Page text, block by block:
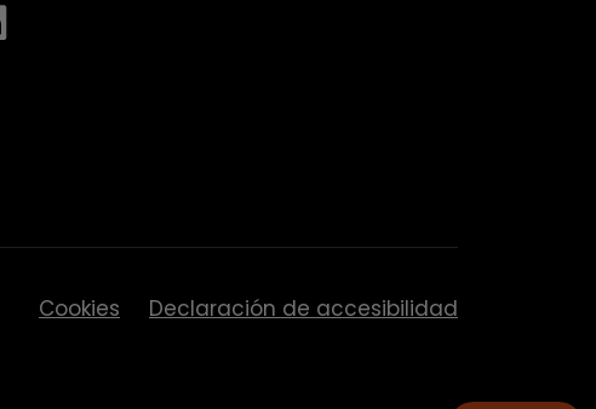
Cookies Declaración de accesibilidad